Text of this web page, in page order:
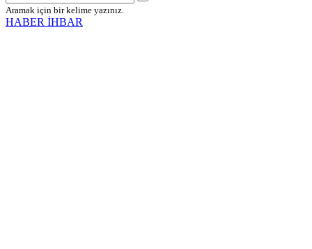
Aramak için bir kelime yazınız.
HABER İHBAR